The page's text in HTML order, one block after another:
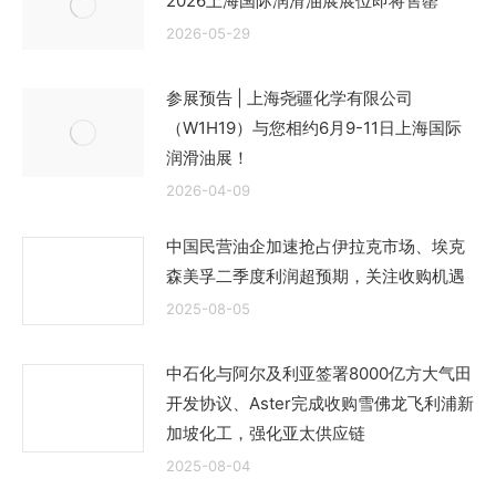
2026-05-29
参展预告 | 上海尧疆化学有限公司
（W1H19）与您相约6月9-11日上海国际
润滑油展！
2026-04-09
中国民营油企加速抢占伊拉克市场、埃克
森美孚二季度利润超预期，关注收购机遇
2025-08-05
中石化与阿尔及利亚签署8000亿方大气田
开发协议、Aster完成收购雪佛龙飞利浦新
加坡化工，强化亚太供应链
2025-08-04